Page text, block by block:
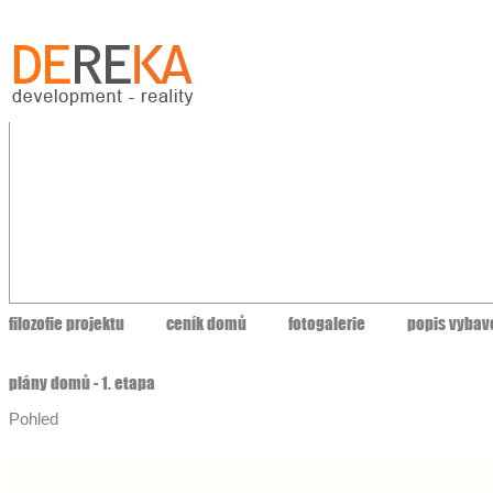
filozofie projektu ceník domů fotogalerie popis
plány domů - 1. etapa
Pohled